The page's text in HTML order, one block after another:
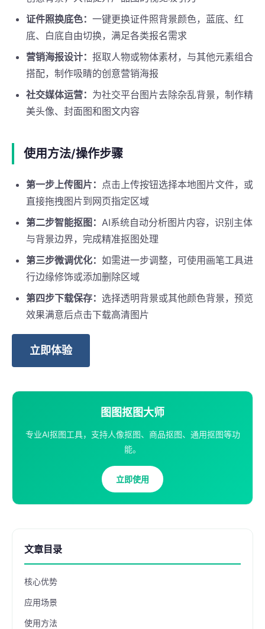
证件照换底色： 一键更换证件照背景颜色，蓝底、红
底、白底自由切换，满足各类报名需求
营销海报设计： 抠取人物或物体素材，与其他元素组合
搭配，制作吸睛的创意营销海报
社交媒体运营： 为社交平台图片去除杂乱背景，制作精
美头像、封面图和图文内容
使用方法/操作步骤
第一步上传图片： 点击上传按钮选择本地图片文件，或
直接拖拽图片到网页指定区域
第二步智能抠图： AI系统自动分析图片内容，识别主体
与背景边界，完成精准抠图处理
第三步微调优化： 如需进一步调整，可使用画笔工具进
行边缘修饰或添加删除区域
第四步下载保存： 选择透明背景或其他颜色背景，预览
效果满意后点击下载高清图片
立即体验
图图抠图大师
专业AI抠图工具，支持人像抠图、商品抠图、通用抠图等功
能。
立即使用
文章目录
核心优势
应用场景
使用方法